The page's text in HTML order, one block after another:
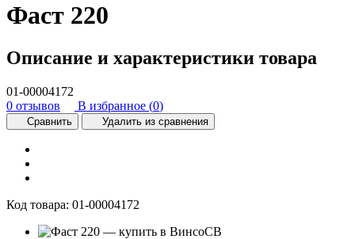
Фаст 220
Описание и характеристики товара
01-00004172
0 отзывов
В избранное (0)
Сравнить Удалить из сравнения
Код товара: 01-00004172